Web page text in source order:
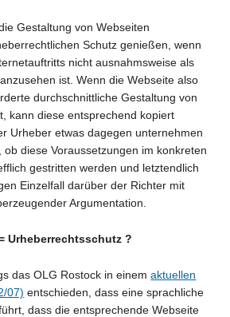
Gestaltung von Webseiten
Schutz genießen, wenn
nicht ausnahmsweise als
ist. Wenn die Webseite also
durchschnittliche Gestaltung von
kann diese entsprechend kopiert
Urheber etwas dagegen unternehmen
diese Voraussetzungen im konkreten
gestritten werden und letztendlich
Einzelfall darüber der Richter mit
Argumentation.
Urheberrechtsschutz ?
das OLG Rostock in einemaktuellen
07) entschieden, dass eine sprachliche
dass die entsprechende Webseite